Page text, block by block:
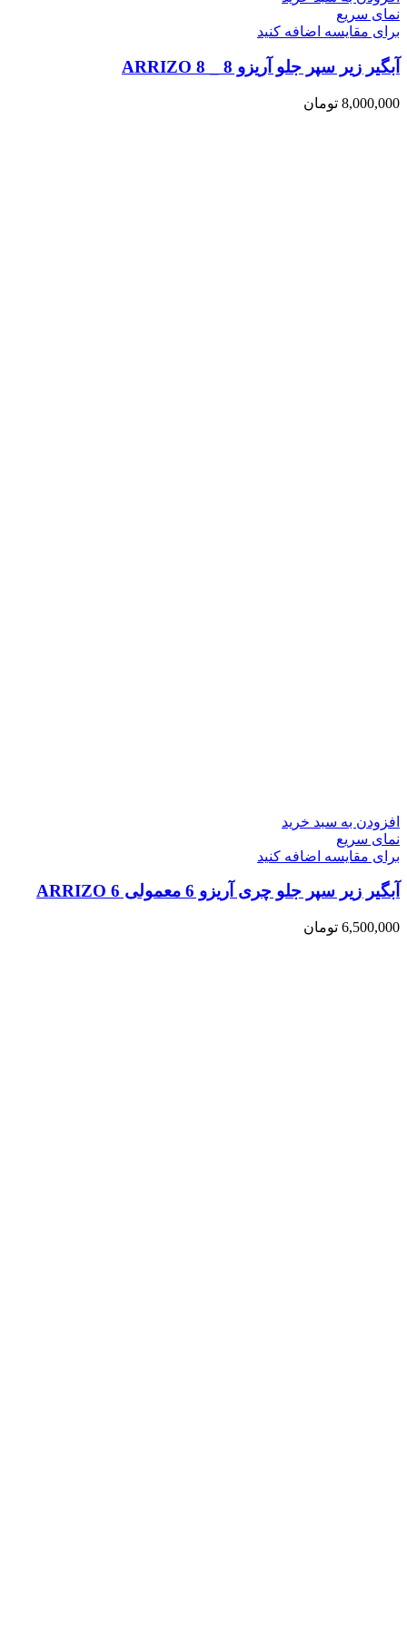
نمای سریع
برای مقایسه اضافه کنید
آبگیر زیر سپر جلو آریزو 8 _ ARRIZO 8
8,000,000 تومان
افزودن به سبد خرید
نمای سریع
برای مقایسه اضافه کنید
آبگیر زیر سپر جلو چری آریزو 6 معمولی ARRIZO 6
6,500,000 تومان